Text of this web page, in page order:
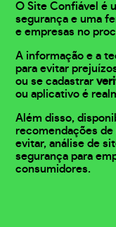
O Site Confiável é
segurança e uma
e empresas no
A informação e a
para evitar
ou se cadastrar
ou aplicativo é
Além disso,
recomendações
evitar, análise de
segurança para
consumidores.